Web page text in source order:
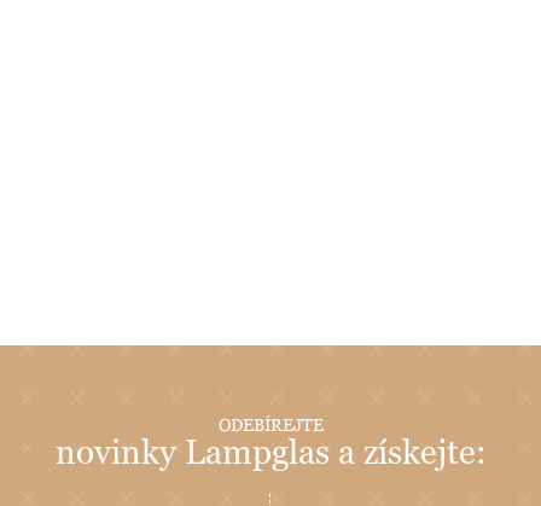
ODEBÍREJTE
novinky Lampglas a získejte: